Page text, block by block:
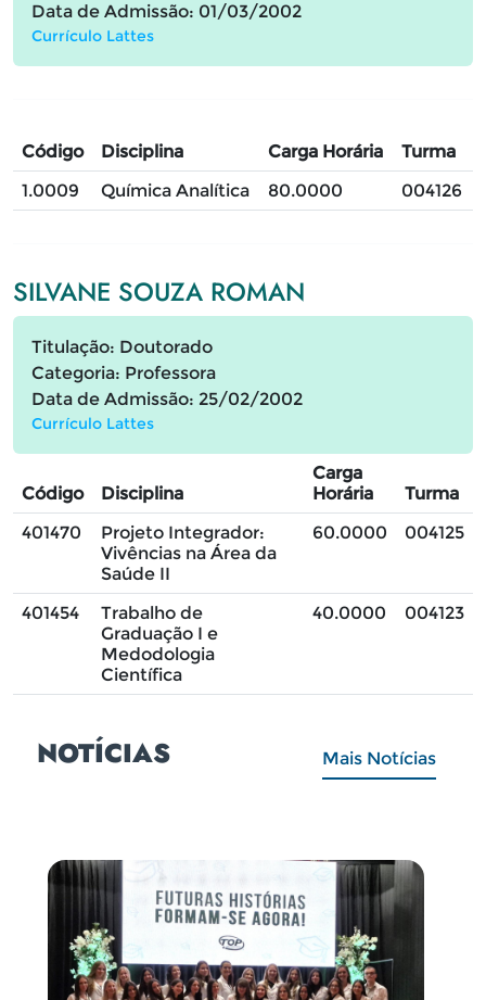
Data de Admissão: 01/03/2002
Currículo Lattes
Código Disciplina Carga Horária
Turma
1.0009
Química Analítica 80.0000 004126
SILVANE SOUZA ROMAN
Titulação: Doutorado
Categoria: Professora
Data de Admissão: 25/02/2002
Currículo Lattes
Código Disciplina
Carga
Horária
Turma
401470
Projeto Integrador:
Vivências na Área da
Saúde II
60.0000 004125
401454
Trabalho de
Graduação I e
Medodologia
Científica
40.0000 004123
NOTÍCIAS Mais Notícias